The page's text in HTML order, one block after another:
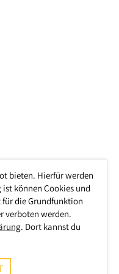
bieten. Hierfür werden
können Cookies und
die Grundfunktion
verboten werden.
. Dort kannst du